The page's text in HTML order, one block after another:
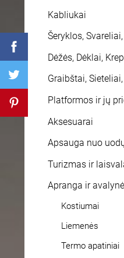
Kabliukai
Šeryklos,
Dėžės, Dėklai,
Graibštai,
Platformos ir jų
Aksesuarai
Apsauga nuo
Turizmas ir
Apranga ir avalynė
Kostiumai
Liemenės
Termo apatiniai